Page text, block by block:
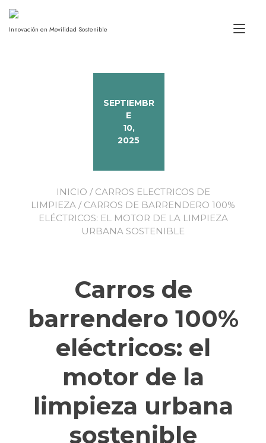
Innovación en Movilidad Sostenible
SEPTIEMBR
E
10,
2025
INICIO / CARROS ELECTRICOS DE
LIMPIEZA / CARROS DE BARRENDERO 100%
ELÉCTRICOS: EL MOTOR DE LA LIMPIEZA
URBANA SOSTENIBLE
Carros de
barrendero 100%
eléctricos: el
motor de la
limpieza urbana
sostenible